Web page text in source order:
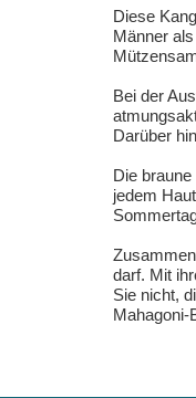
Diese
Männer
Bei der
Darüber
Die
jedem
darf. Mit
Sie nicht,
Mahagoni-